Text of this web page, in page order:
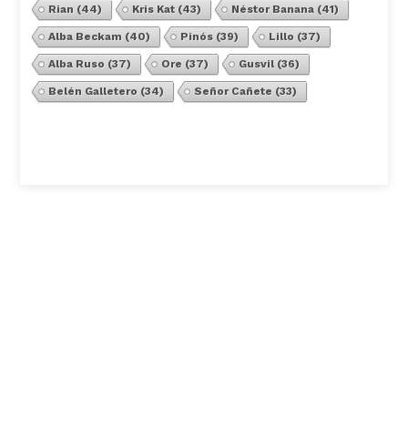
Rian (44) Kris Kat(43) Néstor Banana(41)
Alba Beckam (40) Pinós(39) Lillo (37)
Alba Ruso (37) Ore (37) Gusvil(36)
Belén Galletero (34) Señor Cañete (33)